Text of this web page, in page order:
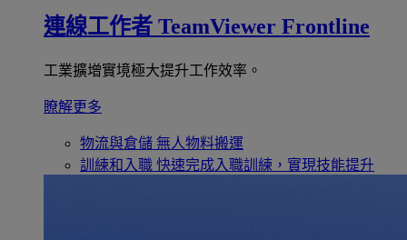
連線工作者 TeamViewer Frontline
工業擴增實境極大提升工作效率。
瞭解更多
物流與倉儲 無人物料搬運
訓練和入職 快速完成入職訓練，實現技能提升